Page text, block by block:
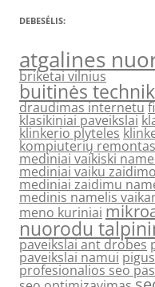
DEBESĖLIS:
atgalines
briketai vilnius
buitinės
draudimas internetu
klasikiniai paveikslai
klinkerio plyteles
kompiuterių remontas
mediniai vaikiski
mediniai vaiku
mediniai zaidimu
medinis namelis
meno kuriniai
nuorodu
paveikslai ant drobes
paveikslai namui
profesionalios seo